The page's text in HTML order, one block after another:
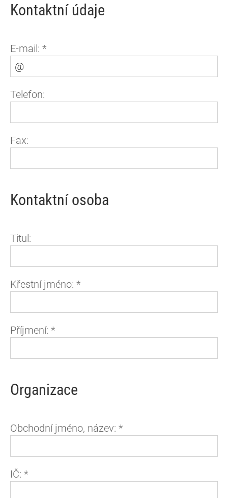
Kontaktní údaje
E-mail: *
Telefon:
Fax:
Kontaktní osoba
Titul:
Křestní jméno: *
Příjmení: *
Organizace
Obchodní jméno, název: *
IČ: *